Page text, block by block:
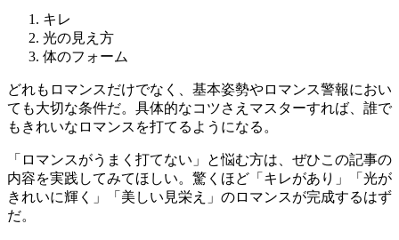
キレ
光の見え方
体のフォーム
どれもロマンスだけでなく、基本姿勢やロマンス警報におい
ても大切な条件だ。具体的なコツさえマスターすれば、誰で
もきれいなロマンスを打てるようになる。
「ロマンスがうまく打てない」と悩む方は、ぜひこの記事の
内容を実践してみてほしい。驚くほど「キレがあり」「光が
きれいに輝く」「美しい見栄え」のロマンスが完成するはず
だ。